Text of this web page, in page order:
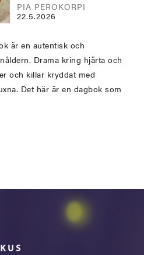
PIA PEROKORPI
22.5.2026
är en autentisk och
Drama kring hjärta och
och killar kryddat med
Det här är en dagbok som